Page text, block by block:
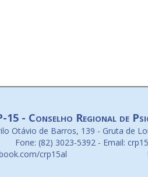
15 - Conselho Regional de
Otávio de Barros, 139 - Gruta de
Fone: (82) 3023-5392 - Email:
crp15al